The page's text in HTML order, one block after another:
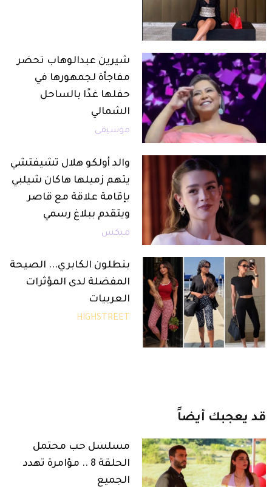
شيرين عبدالوهاب تحضر
مفاجأة لجمهورها في
حفلها غدًا بالساحل
الشمالي
موسيقى
والد أولكو هلال تشيفتشي
يتهم زميلها هاكان شيلبي
بإقامة علاقة مع قاصر
ويتقدم ببلاغ رسمي
ميكس
بنطلون الكابري... الصيحة
المفضلة لدى المؤثرات
العربيات
HIGHSTREET
قد يعجبك أيضاً
مسلسل حب محتمل
الحلقة 8 .. مؤامرة تهدد
الجميع